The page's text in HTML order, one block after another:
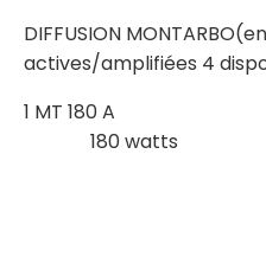
DIFFUSION
actives/amplifiées 4
1 MT
180